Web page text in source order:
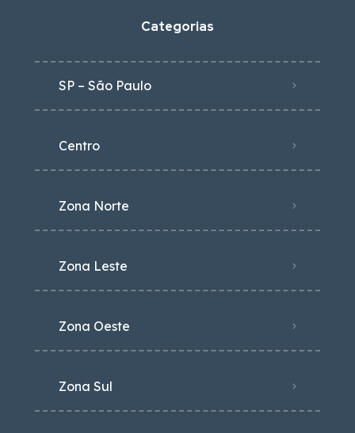
Categorias
SP – São Paulo
Centro
Zona Norte
Zona Leste
Zona Oeste
Zona Sul